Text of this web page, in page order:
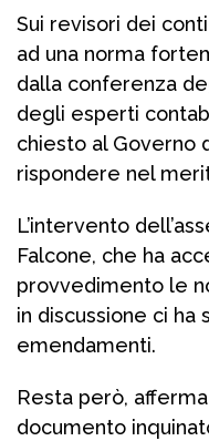
Sui revisori dei
ad una norma
dalla conferenza
degli esperti
chiesto al Governo
rispondere nel
L’intervento
Falcone, che ha
provvedimento le
in discussione ci ha
emendamenti.
Resta però,
documento